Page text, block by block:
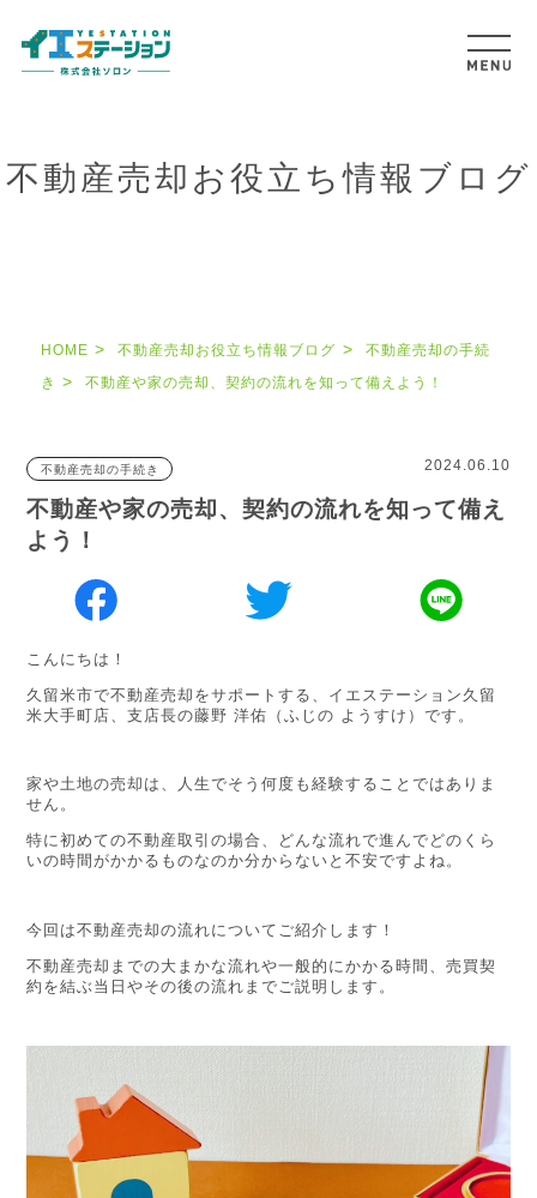
不動産売却お役立ち情報ブログ
HOME 不動産売却お役立ち情報ブログ
不動産売却の手続
き
不動産や家の売却、契約の流れを知って備えよう！
不動産売却の手続き 2024.06.10
不動産や家の売却、契約の流れを知って備え
よう！
こんにちは！
久留米市で不動産売却をサポートする、イエステーション久留
米大手町店、支店長の藤野 洋佑（ふじの ようすけ）です。
家や土地の売却は、人生でそう何度も経験することではありま
せん。
特に初めての不動産取引の場合、どんな流れで進んでどのくら
いの時間がかかるものなのか分からないと不安ですよね。
今回は不動産売却の流れについてご紹介します！
不動産売却までの大まかな流れや一般的にかかる時間、売買契
約を結ぶ当日やその後の流れまでご説明します。